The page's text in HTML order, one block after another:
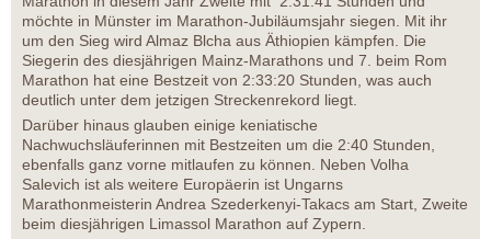
möchte in Münster im Marathon-Jubiläumsjahr siegen. Mit ihr
um den Sieg wird Almaz Blcha aus Äthiopien kämpfen. Die
Siegerin des diesjährigen Mainz-Marathons und 7. beim Rom
Marathon hat eine Bestzeit von 2:33:20 Stunden, was auch
deutlich unter dem jetzigen Streckenrekord liegt.
Darüber hinaus glauben einige keniatische
Nachwuchsläuferinnen mit Bestzeiten um die 2:40 Stunden,
ebenfalls ganz vorne mitlaufen zu können. Neben Volha
Salevich ist als weitere Europäerin ist Ungarns
Marathonmeisterin Andrea Szederkenyi-Takacs am Start, Zweite
beim diesjährigen Limassol Marathon auf Zypern.